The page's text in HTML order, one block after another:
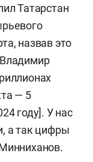
Татарстан
назвав это
— 5
году]. У нас
а так цифры